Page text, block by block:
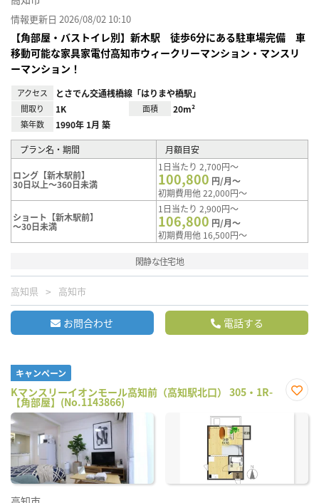
情報更新日 2026/08/02 10:10
【角部屋・バストイレ別】新木駅 徒歩6分にある駐車場完備 車
移動可能な家具家電付高知市ウィークリーマンション・マンスリ
ーマンション！
アクセス とさでん交通桟橋線「はりまや橋駅」
間取り 1K 面積 20m²
築年数 1990年 1月 築
プラン名・期間 月額目安
ロング【新木駅前】
30日以上～360日未満
1日当たり 2,700円～
100,800 円/月～
初期費用他 22,000円～
ショート【新木駅前】
～30日未満
1日当たり 2,900円～
106,800 円/月～
初期費用他 16,500円～
閑静な住宅地
高知県 高知市
お問合わせ 電話する
キャンペーン
Kマンスリーイオンモール高知前（高知駅北口） 305・1R-
【角部屋】(No.1143866)
に入